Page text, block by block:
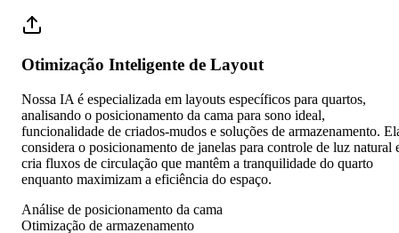
Otimização Inteligente de Layout
Nossa IA é especializada em layouts específicos para quartos,
analisando o posicionamento da cama para sono ideal,
funcionalidade de criados-mudos e soluções de armazenamento.
considera o posicionamento de janelas para controle de luz natural
cria fluxos de circulação que mantêm a tranquilidade do quarto
enquanto maximizam a eficiência do espaço.
Análise de posicionamento da cama
Otimização de armazenamento